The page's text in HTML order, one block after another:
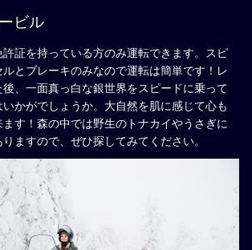
ビル
許証を持っている方のみ運転できます。スピ
とブレーキのみなので運転は簡単です！レ
、一面真っ白な銀世界をスピードに乗って
かがでしょうか。大自然を肌に感じて心も
ます！森の中では野生のトナカイやうさぎに
ますので、ぜひ探してみてください。